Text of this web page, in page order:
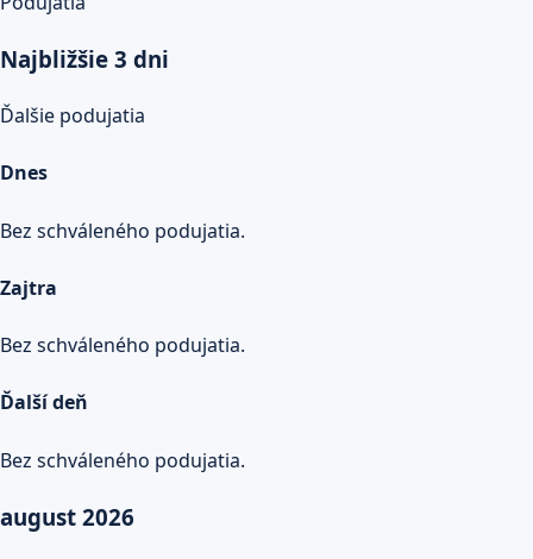
Najbližšie 3 dni
Ďalšie podujatia
Dnes
Bez schváleného podujatia.
Zajtra
Bez schváleného podujatia.
Ďalší deň
Bez schváleného podujatia.
august 2026